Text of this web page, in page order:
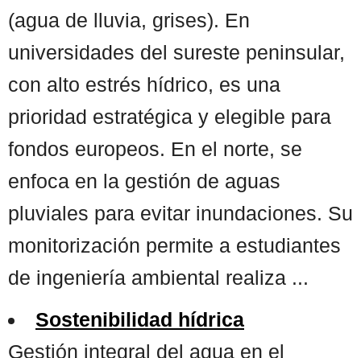
(agua de lluvia, grises). En
universidades del sureste peninsular,
con alto estrés hídrico, es una
prioridad estratégica y elegible para
fondos europeos. En el norte, se
enfoca en la gestión de aguas
pluviales para evitar inundaciones. Su
monitorización permite a estudiantes
de ingeniería ambiental realiza ...
Sostenibilidad hídrica
Gestión integral del agua en el